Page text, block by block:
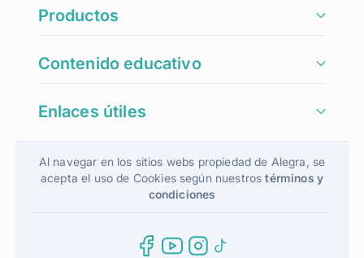
Productos
Contenido educativo
Enlaces útiles
Al navegar en los sitios webs propiedad de Alegra, se
acepta el uso de Cookies según nuestrostérminos y
condiciones